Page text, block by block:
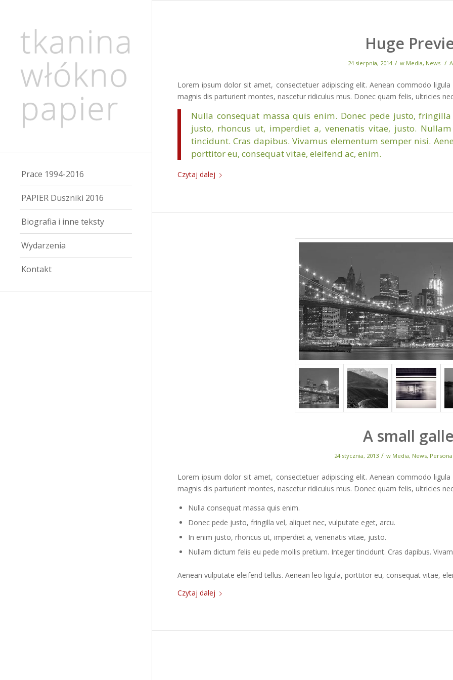
Prace 1994-2016
PAPIER Duszniki 2016
Biografia i inne teksty
Wydarzenia
Kontakt
Huge
24 sierpnia, 2014 / w Media, News /
Lorem ipsum dolor sit amet, consectetuer adipiscing elit. Aenean commodo
magnis dis parturient montes, nascetur ridiculus mus. Donec quam felis, ultricies
Nulla consequat massa quis enim. Donec pede justo,
justo, rhoncus ut, imperdiet a, venenatis vitae, justo.
tincidunt. Cras dapibus. Vivamus elementum semper nisi.
porttitor eu, consequat vitae, eleifend ac, enim.
Czytaj dalej
A small
24 stycznia, 2013 / w Media, News,
Lorem ipsum dolor sit amet, consectetuer adipiscing elit. Aenean commodo
magnis dis parturient montes, nascetur ridiculus mus. Donec quam felis, ultricies
Nulla consequat massa quis enim.
Donec pede justo, fringilla vel, aliquet nec, vulputate eget, arcu.
In enim justo, rhoncus ut, imperdiet a, venenatis vitae, justo.
Nullam dictum felis eu pede mollis pretium. Integer tincidunt. Cras dapibus.
Aenean vulputate eleifend tellus. Aenean leo ligula, porttitor eu, consequat vitae,
Czytaj dalej